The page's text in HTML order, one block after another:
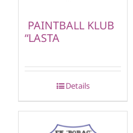
PAINTBALL KLUB
“LASTA
Details